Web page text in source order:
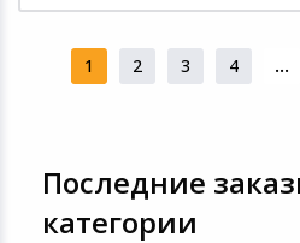
1 2 3 4 ...
Последние
категории